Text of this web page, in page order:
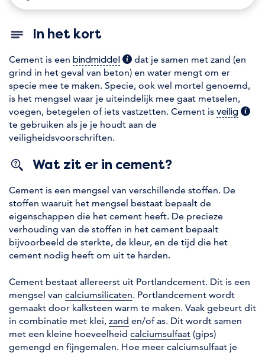
In het kort
Cement is een bindmiddel (extra informatie)
dat je samen met zand (en
grind in het geval van beton) en water mengt om er
specie mee te maken. Specie, ook wel mortel genoemd,
is het mengsel waar je uiteindelijk mee gaat metselen,
voegen, betegelen of iets vastzetten. Cement is veilig
te gebruiken als je je houdt aan de
veiligheidsvoorschriften.
Wat zit er in cement?
Cement is een mengsel van verschillende stoffen. De
stoffen waaruit het mengsel bestaat bepaalt de
eigenschappen die het cement heeft. De precieze
verhouding van de stoffen in het cement bepaalt
bijvoorbeeld de sterkte, de kleur, en de tijd die het
cement nodig heeft om uit te harden.
Cement bestaat allereerst uit Portlandcement. Dit is een
mengsel van calciumsilicaten. Portlandcement wordt
gemaakt door kalksteen warm te maken. Vaak gebeurt dit
in combinatie met klei, zand en/of as. Dit wordt samen
met een kleine hoeveelheid calciumsulfaat (gips)
gemengd en fijngemalen. Hoe meer calciumsulfaat je